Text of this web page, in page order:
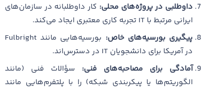
داوطلبی در پروژه‌های محلی: کار داوطلبانه در سازمان‌های
ایرانی مرتبط با IT تجربه کاری معتبری ایجاد می‌کند.
پیگیری بورسیه‌های خاص:
بورسیه‌هایی مانند Fulbright
در آمریکا برای دانشجویان IT در دسترس‌اند.
آمادگی برای مصاحبه‌های فنی: سؤالات فنی (مانند
الگوریتم‌ها یا پیکربندی شبکه) را با پلتفرم‌هایی مانند